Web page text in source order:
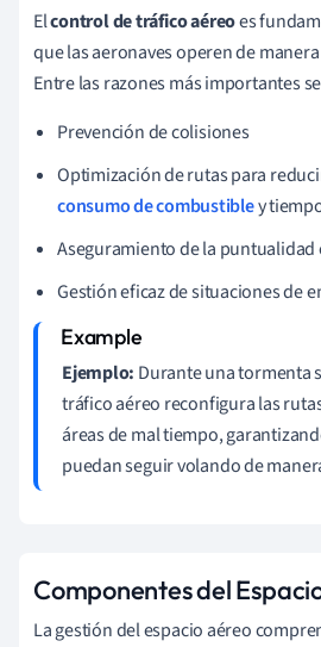
Elcontrol de tráfico aéreoes
que las aeronaves operen de
Entre las razones más importantes
Prevención de colisiones
Optimización de rutas para
consumo de combustibley
Aseguramiento de la puntualidad
Gestión eficaz de situaciones de
Ejemplo: Durante una tormenta
tráfico aéreo reconfigura las
áreas de mal tiempo,
puedan seguir volando de
Componentes del
La gestión del espacio aéreo